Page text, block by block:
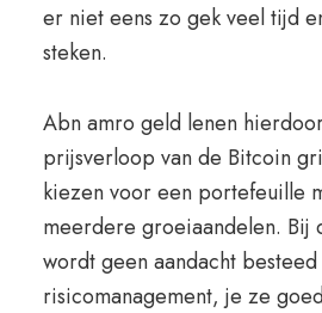
er niet eens zo gek veel tijd
steken.
Abn amro geld lenen
prijsverloop van de Bitcoin
kiezen voor een portefeuille
meerdere groeiaandelen. Bij
wordt geen aandacht besteed
risicomanagement, je ze